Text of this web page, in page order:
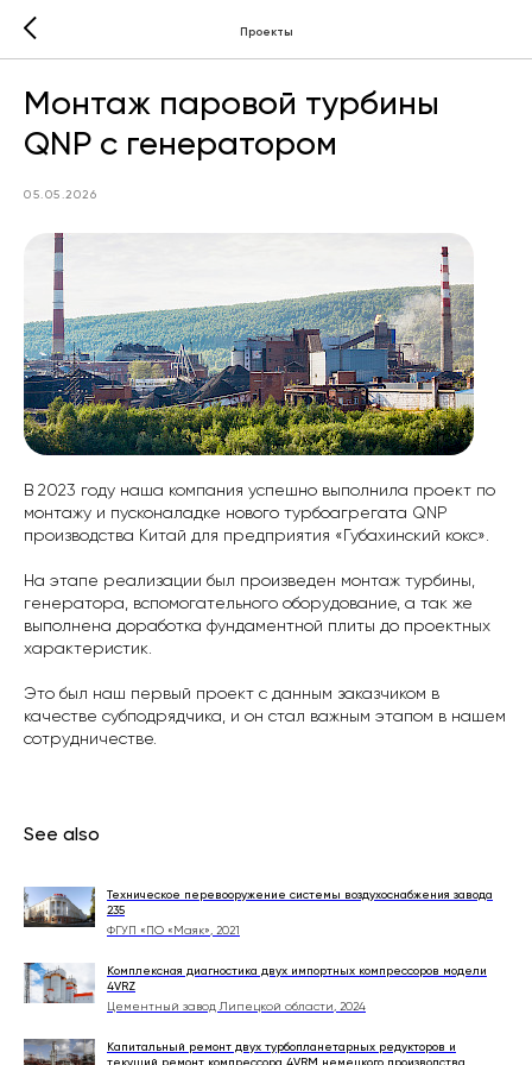
Проекты
Монтаж паровой турбины
QNP с генератором
05.05.2026
В 2023 году наша компания успешно выполнила проект по
монтажу и пусконаладке нового турбоагрегата QNP
производства Китай для предприятия «Губахинский кокс».
На этапе реализации был произведен монтаж турбины,
генератора, вспомогательного оборудование, а так же
выполнена доработка фундаментной плиты до проектных
характеристик.
Это был наш первый проект с данным заказчиком в
качестве субподрядчика, и он стал важным этапом в нашем
сотрудничестве.
See also
Техническое перевооружение системы воздухоснабжения завода
235
ФГУП «ПО «Маяк», 2021
Комплексная диагностика двух импортных компрессоров модели
4VRZ
Цементный завод Липецкой области, 2024
Капитальный ремонт двух турбопланетарных редукторов и
текущий ремонт компрессора 4VRM немецкого производства